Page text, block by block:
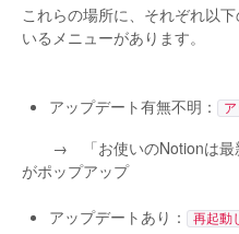
これらの場所に、それぞれ以
いるメニューがあります。
アップデート有無不明：
→ 「お使いのNotionは最新
がポップアップ
アップデートあり： 再起動